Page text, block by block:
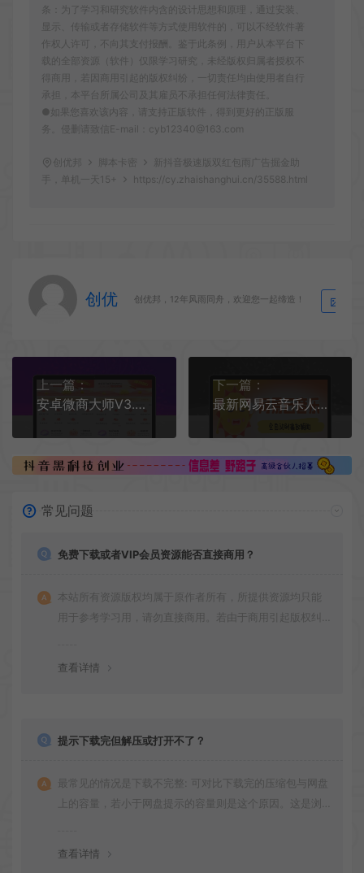
条：为了学习和研究软件内含的设计思想和原理，通过安装、
显示、传输或者存储软件等方式使用软件的，可以不经软件著
作权人许可，不向其支付报酬。鉴于此条例，用户从本平台下
载的全部资源（软件）仅限学习研究，未经版权归属者授权不
得商用，若因商用引起的版权纠纷，一切责任均由使用者自行
承担，本平台所属公司及其雇员不承担任何法律责任。
●如果您喜欢该内容，请支持正版软件，得到更好的正版服
务。侵删请致信E-mail：cyb12340@163.com
创优邦 脚本卡密
新抖音极速版双红包雨广告掘金助
手，单机一天15+
https://cy.zhaishanghui.cn/35588.html
创优 创优邦，12年风雨同舟，欢迎您一起缔造！
上一篇：
安卓微商大师V3.4.0/高级版一键群发僵尸粉检测
下一篇：
最新网易云音乐人刷播放辅助，每日几万播放量【自动科技+使用教程】
常见问题
免费下载或者VIP会员资源能否直接商用？
本站所有资源版权均属于原作者所有，所提供资源均只能
用于参考学习用，请勿直接商用。若由于商用引起版权纠
查看详情
提示下载完但解压或打开不了？
最常见的情况是下载不完整: 可对比下载完的压缩包与网盘
上的容量，若小于网盘提示的容量则是这个原因。这是浏
查看详情